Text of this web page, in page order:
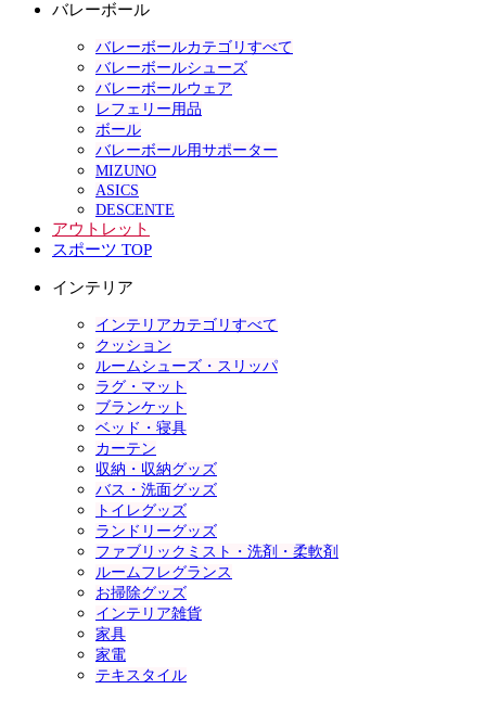
バレーボール
バレーボールカテゴリすべて
バレーボールシューズ
バレーボールウェア
レフェリー用品
ボール
バレーボール用サポーター
MIZUNO
ASICS
DESCENTE
アウトレット
スポーツ TOP
インテリア
インテリアカテゴリすべて
クッション
ルームシューズ・スリッパ
ラグ・マット
ブランケット
ベッド・寝具
カーテン
収納・収納グッズ
バス・洗面グッズ
トイレグッズ
ランドリーグッズ
ファブリックミスト・洗剤・柔軟剤
ルームフレグランス
お掃除グッズ
インテリア雑貨
家具
家電
テキスタイル